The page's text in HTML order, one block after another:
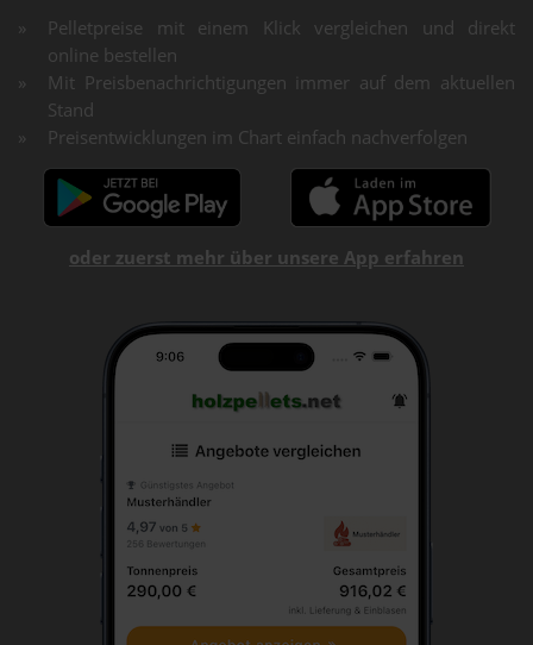
Pelletpreise mit einem Klick vergleichen und direkt
online bestellen
Mit Preisbenachrichtigungen immer auf dem aktuellen
Stand
Preisentwicklungen im Chart einfach nachverfolgen
oder zuerst mehr über unsere App erfahren